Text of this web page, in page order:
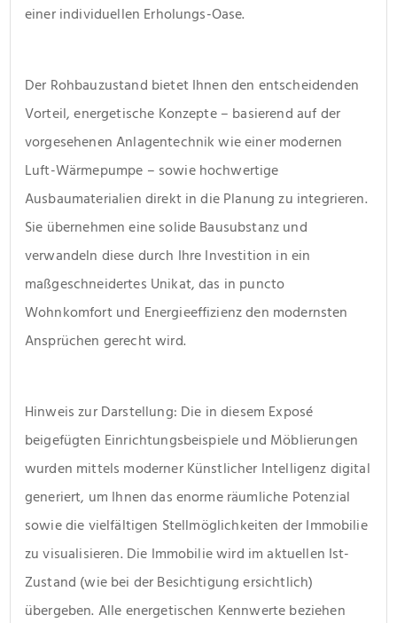
einer individuellen Erholungs-Oase.
Der Rohbauzustand bietet Ihnen den entscheidenden
Vorteil, energetische Konzepte – basierend auf der
vorgesehenen Anlagentechnik wie einer modernen
Luft-Wärmepumpe – sowie hochwertige
Ausbaumaterialien direkt in die Planung zu integrieren.
Sie übernehmen eine solide Bausubstanz und
verwandeln diese durch Ihre Investition in ein
maßgeschneidertes Unikat, das in puncto
Wohnkomfort und Energieeffizienz den modernsten
Ansprüchen gerecht wird.
Hinweis zur Darstellung: Die in diesem Exposé
beigefügten Einrichtungsbeispiele und Möblierungen
wurden mittels moderner Künstlicher Intelligenz digital
generiert, um Ihnen das enorme räumliche Potenzial
sowie die vielfältigen Stellmöglichkeiten der Immobilie
zu visualisieren. Die Immobilie wird im aktuellen Ist-
Zustand (wie bei der Besichtigung ersichtlich)
übergeben. Alle energetischen Kennwerte beziehen